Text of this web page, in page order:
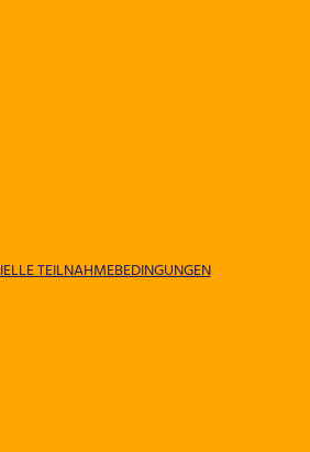
TEILNAHMEBEDINGUNGEN